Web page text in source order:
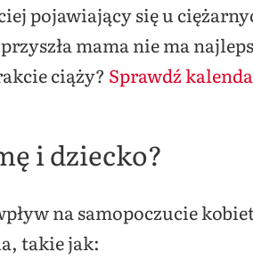
pojawiający się u
mama nie ma
ciąży? Sprawdź
i dziecko?
na samopoczucie
takie jak: